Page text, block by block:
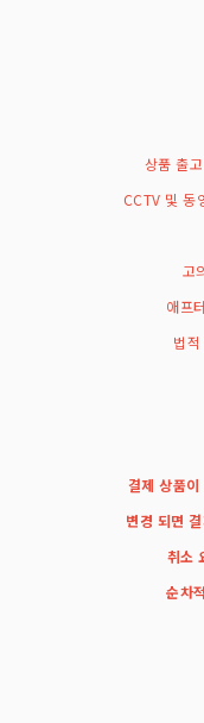
상품 출
CCTV 및 동
고
애프
법
결제 상품
변경 되면
취소
순차